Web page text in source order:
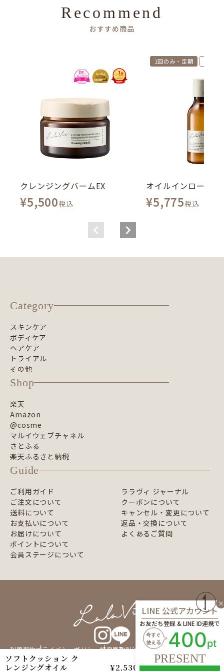
ソフトクッション ク
レンジングオイル
¥2,530
Recommend
おすすめ商品
クレンジングバームEX
¥5,500税込
オイルインローショ
1回のみ・定期
¥5,775税込
×
LINE 公式アカウント
お友だち登録 & LINE ID連携で
今すぐ
使える
400pt
PRESENT
Category
スキンケア
ボディケア
ヘアケア
トライアル
その他
Shop
楽天
Amazon
@cosme
マルイウェブチャネル
さとふる
楽天ふるさと納税
Guide
ご利用ガイド
ご注文について
送料について
お支払いについて
お届けについて
ポイントについて
会員ステージについて
ララヴィ ジャーナル
クーポンについて
キャンセル・変更について
返品・交換について
よくあるご質問
利用規約プライバシーポリシー特定商取引法に基づく表記企業情報
よくある質問
© 2026 lalavie